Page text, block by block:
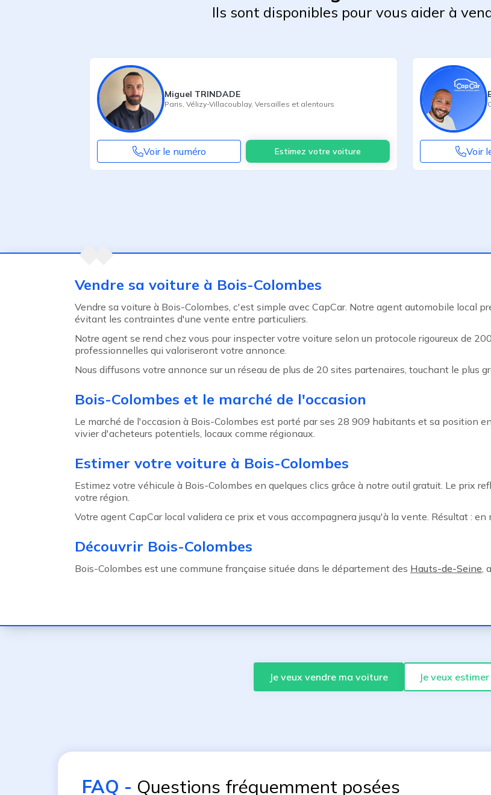
Ils sont disponibles pour vous aider à
Miguel TRINDADE
Paris Vélizy-Villacoublay, Versailles et alentours
Voir le numéro Estimez votre voiture Voir
Agent précédentVendre sa voiture à Bois-Colombes
Vendre sa voiture à Bois-Colombes, c'est simple avec CapCar. Notre agent automobile local
évitant les contraintes d'une vente entre particuliers.
Notre agent se rend chez vous pour inspecter votre voiture selon un protocole rigoureux de
professionnelles qui valoriseront votre annonce.
Nous diffusons votre annonce sur un réseau de plus de 20 sites partenaires, touchant le plus
Bois-Colombes et le marché de l'occasion
Le marché de l'occasion à Bois-Colombes est porté par ses 28 909 habitants et sa position en
vivier d'acheteurs potentiels, locaux comme régionaux.
Estimer votre voiture à Bois-Colombes
Estimez votre véhicule à Bois-Colombes en quelques clics grâce à notre outil gratuit. Le prix
votre région.
Votre agent CapCar local validera ce prix et vous accompagnera jusqu'à la vente. Résultat :
Découvrir Bois-Colombes
Bois-Colombes est une commune française située dans le département des Hauts-de-Seine,
Je veux vendre ma voiture Je veux
FAQ - Questions fréquemment posées